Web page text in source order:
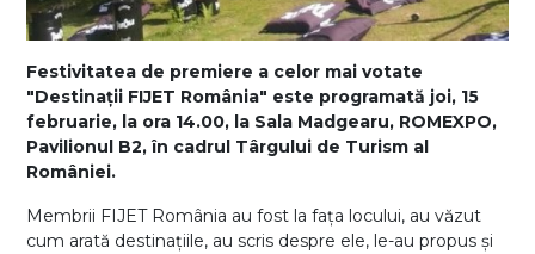
Festivitatea de premiere a celor mai votate
"Destinaţii FIJET România" este programată joi, 15
februarie, la ora 14.00, la Sala Madgearu, ROMEXPO,
Pavilionul B2, în cadrul Târgului de Turism al
României.
Membrii FIJET România au fost la fața locului, au văzut
cum arată destinațiile, au scris despre ele, le-au propus și